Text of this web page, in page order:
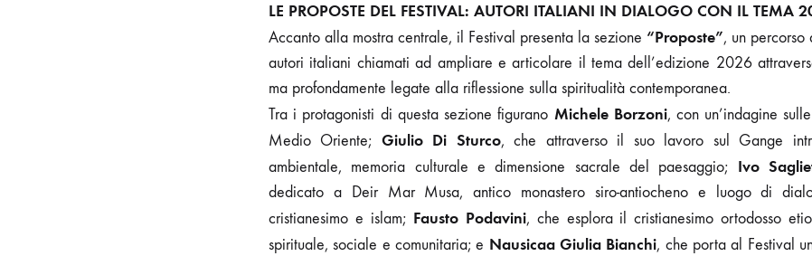
LE PROPOSTE DEL FESTIVAL: AUTORI ITALIANI IN DIALOGO CON IL TEMA
Accanto alla mostra centrale, il Festival presenta la sezione “Proposte”, un percorso
autori italiani chiamati ad ampliare e articolare il tema dell’edizione 2026
ma profondamente legate alla riflessione sulla spiritualità contemporanea.
Tra i protagonisti di questa sezione figurano Michele Borzoni, con un’indagine
Medio Oriente; Giulio Di Sturco, che attraverso il suo lavoro sul Gange
ambientale, memoria culturale e dimensione sacrale del paesaggio; Ivo
dedicato a Deir Mar Musa, antico monastero siro-antiocheno e luogo di
cristianesimo e islam; Fausto Podavini, che esplora il cristianesimo ortodosso
spirituale, sociale e comunitaria; e Nausicaa Giulia Bianchi, che porta al Festival